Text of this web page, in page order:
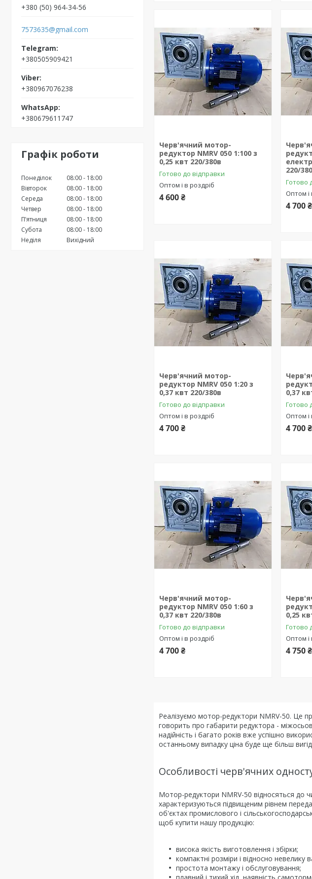
+380 (50) 964-34-56
7573635@gmail.com
+380505909421
+380967076238
+380679611747
Графік роботи
Понеділок 08:00
18:00
Вівторок
08:00
18:00
Середа
08:00
18:00
Четвер
08:00
18:00
Пʼятниця
08:00
18:00
Субота
08:00
18:00
Неділя
Вихідний
Черв'ячний мотор-
редуктор NMRV 050 1:100 з
0,25 квт 220/380в
Готово до відправки
Оптом і в роздріб
4 600 ₴
220/
Готово
Оптом і
4 700 ₴
Черв'ячний мотор-
редуктор NMRV 050 1:20 з
0,37 квт 220/380в
Готово до відправки
Оптом і в роздріб
4 700 ₴
0,37
Готово
Оптом і
4 700 ₴
Черв'ячний мотор-
редуктор NMRV 050 1:60 з
0,37 квт 220/380в
Готово до відправки
Оптом і в роздріб
4 700 ₴
0,25
Готово
Оптом і
4 750 ₴
Реалізуємо мотор-редуктори NMRV-50. Це
говорить про габарити редуктора -
надійність і багато років вже успішно
останньому випадку ціна буде ще більш
Особливості черв'ячних
Мотор-редуктори NMRV-50 відносяться до
характеризуються підвищеним рівнем
об'єктах промислового і
щоб купити нашу продукцію:
висока якість виготовлення і збірки;
компактні розміри і відносно невелику
простота монтажу і обслуговування;